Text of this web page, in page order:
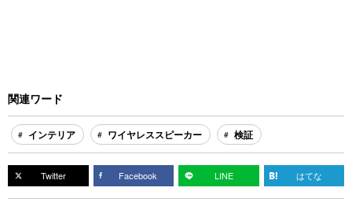
関連ワード
インテリア ワイヤレススピーカー 検証
Twitter Facebook LINE はてな